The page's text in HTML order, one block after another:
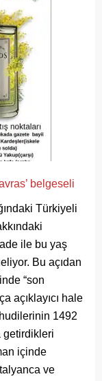
Türkiyeli
ile bu yaş
Bu açıdan
“son
açıklayıcı hale
1492
getirdikleri
içinde
ve